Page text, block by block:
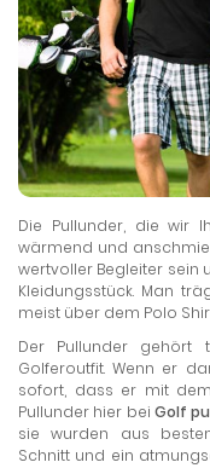
Die Pullunder, die wir
wärmend und
wertvoller Begleiter sein
Kleidungsstück. Man
meist über dem Polo
Der Pullunder gehört
Golferoutfit. Wenn er
sofort, dass er mit
Pullunder hier bei Golf
sie wurden aus
Schnitt und ein